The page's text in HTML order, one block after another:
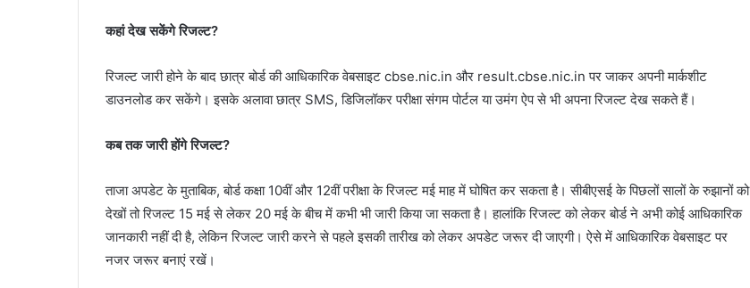
कहां देख सकेंगे रिजल्ट?
रिजल्ट जारी होने के बाद छात्र बोर्ड की आधिकारिक वेबसाइट cbse.nic.in और result.cbse.nic.in पर जाकर अपनी मार्कशीट
डाउनलोड कर सकेंगे। इसके अलावा छात्र SMS, डिजिलॉकर परीक्षा संगम पोर्टल या उमंग ऐप से भी अपना रिजल्ट देख सकते हैं।
कब तक जारी होंगे रिजल्ट?
ताजा अपडेट के मुताबिक, बोर्ड कक्षा 10वीं और 12वीं परीक्षा के रिजल्ट मई माह में घोषित कर सकता है। सीबीएसई के पिछलों सालों के रुझानों को
देखों तो रिजल्ट 15 मई से लेकर 20 मई के बीच में कभी भी जारी किया जा सकता है। हालांकि रिजल्ट को लेकर बोर्ड ने अभी कोई आधिकारिक
जानकारी नहीं दी है, लेकिन रिजल्ट जारी करने से पहले इसकी तारीख को लेकर अपडेट जरूर दी जाएगी। ऐसे में आधिकारिक वेबसाइट पर
नजर जरूर बनाएं रखें।